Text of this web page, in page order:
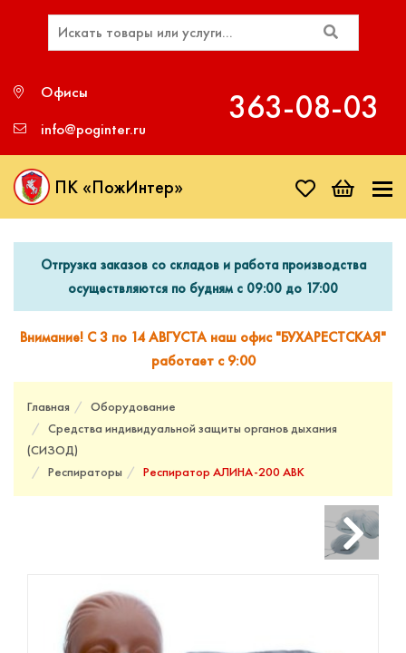
Офисы
info@poginter.ru
363‑08‑03
ПК «ПожИнтер»
Отгрузка заказов со складов и работа производства
осуществляются по будням с 09:00 до 17:00
Внимание! С 3 по 14 АВГУСТА наш офис "БУХАРЕСТСКАЯ"
работает с 9:00
Главная
Оборудование
Средства индивидуальной защиты органов дыхания
(СИЗОД)
Респираторы
Респиратор АЛИНА-200 АВК